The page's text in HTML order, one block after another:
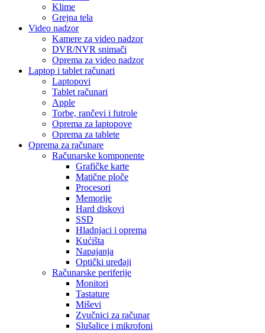
Klime
Grejna tela
Video nadzor
Kamere za video nadzor
DVR/NVR snimači
Oprema za video nadzor
Laptop i tablet računari
Laptopovi
Tablet računari
Apple
Torbe, rančevi i futrole
Oprema za laptopove
Oprema za tablete
Oprema za računare
Računarske komponente
Grafičke karte
Matične ploče
Procesori
Memorije
Hard diskovi
SSD
Hladnjaci i oprema
Kućišta
Napajanja
Optički uređaji
Računarske periferije
Monitori
Tastature
Miševi
Zvučnici za računar
Slušalice i mikrofoni